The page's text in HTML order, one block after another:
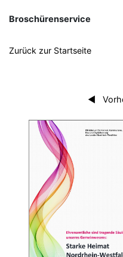
Broschürenservice
Zurück zur Startseite